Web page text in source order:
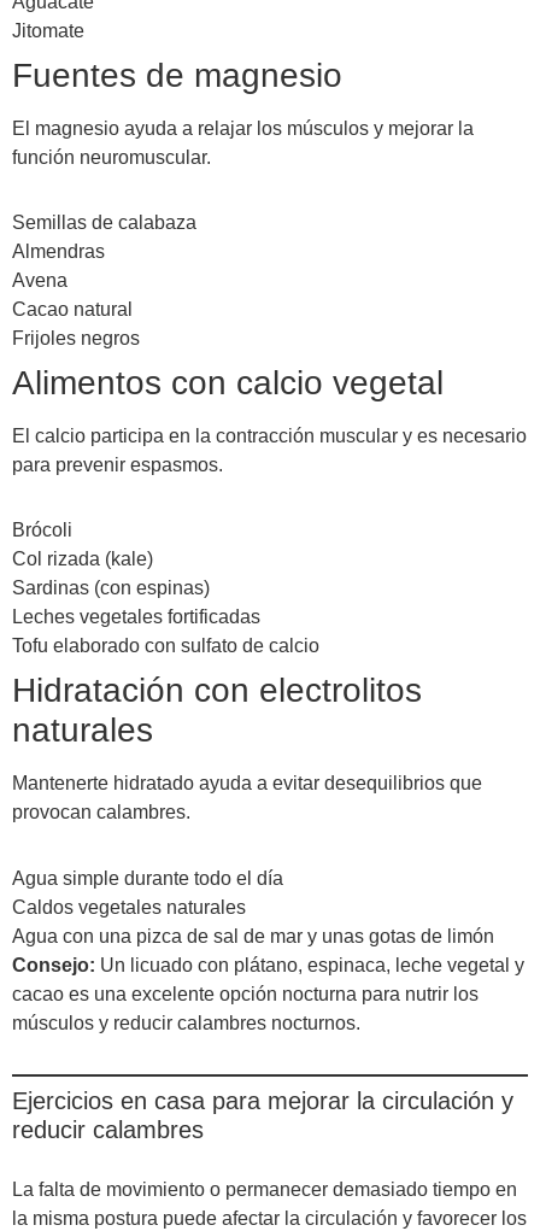
Jitomate
Fuentes de magnesio
El magnesio ayuda a relajar los músculos y mejorar la
función neuromuscular.
Semillas de calabaza
Almendras
Avena
Cacao natural
Frijoles negros
Alimentos con calcio vegetal
El calcio participa en la contracción muscular y es necesario
para prevenir espasmos.
Brócoli
Col rizada (kale)
Sardinas (con espinas)
Leches vegetales fortificadas
Tofu elaborado con sulfato de calcio
Hidratación con electrolitos
naturales
Mantenerte hidratado ayuda a evitar desequilibrios que
provocan calambres.
Agua simple durante todo el día
Caldos vegetales naturales
Agua con una pizca de sal de mar y unas gotas de limón
Consejo: Un licuado con plátano, espinaca, leche vegetal y
cacao es una excelente opción nocturna para nutrir los
músculos y reducir calambres nocturnos.
Ejercicios en casa para mejorar la circulación y
reducir calambres
La falta de movimiento o permanecer demasiado tiempo en
la misma postura puede afectar la circulación y favorecer los